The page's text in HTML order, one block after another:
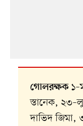
গোলরক্ষক
স্তানেক,
দাভিদ জিমা,